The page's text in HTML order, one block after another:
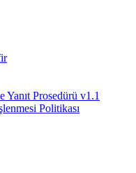
Prosedürü v1.1
Politikası